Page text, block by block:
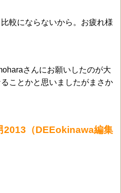
較にならないから。お疲れ様
さんにお願いしたのが大
ことかと思いましたがまさか
（DEEokinawa編集